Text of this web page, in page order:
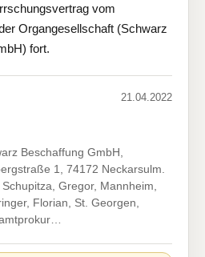
vom
Organgesellschaft (Schwarz
fort.
21.04.2022
Beschaffung GmbH,
1, 74172 Neckarsulm.
Gregor, Mannheim,
Florian, St. Georgen,